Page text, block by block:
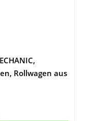
Rollwagen aus